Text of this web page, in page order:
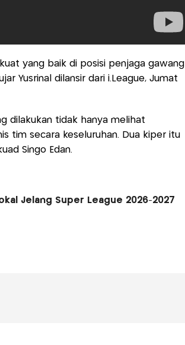
yang baik di posisi penjaga gawang
Yusrinal dilansir dari i.League, Jumat
dilakukan tidak hanya melihat
tim secara keseluruhan. Dua kiper itu
Singo Edan.
Jelang Super League 2026-2027